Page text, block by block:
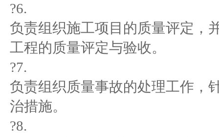
?6.
负责组织施工项目的质量评定，
工程的质量评定与验收。
?7.
负责组织质量事故的处理工作，
治措施。
?8.